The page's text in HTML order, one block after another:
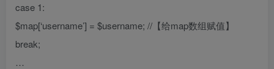
case 1:
$map[‘username’] = $username; //【给map数组赋值】
break;
…